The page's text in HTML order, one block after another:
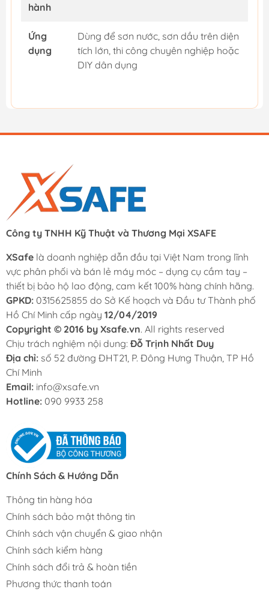
hành
Ứng
dụng
Dùng để sơn nước, sơn dầu trên diện
tích lớn, thi công chuyên nghiệp hoặc
DIY dân dụng
Công ty TNHH Kỹ Thuật và Thương Mại XSAFE
XSafe là doanh nghiệp dẫn đầu tại Việt Nam trong lĩnh
vực phân phối và bán lẻ máy móc – dụng cụ cầm tay –
thiết bị bảo hộ lao động, cam kết 100% hàng chính hãng.
GPKD: 0315625855 do Sở Kế hoạch và Đầu tư Thành phố
Hồ Chí Minh cấp ngày 12/04/2019
Copyright © 2016 by Xsafe.vn. All rights reserved
Chịu trách nghiệm nội dung: Đỗ Trịnh Nhất Duy
Địa chỉ: số 52 đường ĐHT21, P. Đông Hưng Thuận, TP Hồ
Chí Minh
Email: info@xsafe.vn
Hotline: 090 9933 258
Chính Sách & Hướng Dẫn
Thông tin hàng hóa
Chính sách bảo mật thông tin
Chính sách vận chuyển & giao nhận
Chính sách kiểm hàng
Chính sách đổi trả & hoàn tiền
Phương thức thanh toán